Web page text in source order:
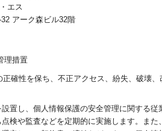
エス
アーク森ビル32階
理措置
確性を保ち、不正アクセス、紛失、破壊
置し、個人情報保護の安全管理に関する
検や監査などを定期的に実施します。ま